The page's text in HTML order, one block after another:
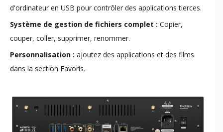
d'ordinateur en USB pour contrôler des applications tierces.
Système de gestion de fichiers complet : Copier,
couper, coller, supprimer, renommer.
Personnalisation : ajoutez des applications et des films
dans la section Favoris.